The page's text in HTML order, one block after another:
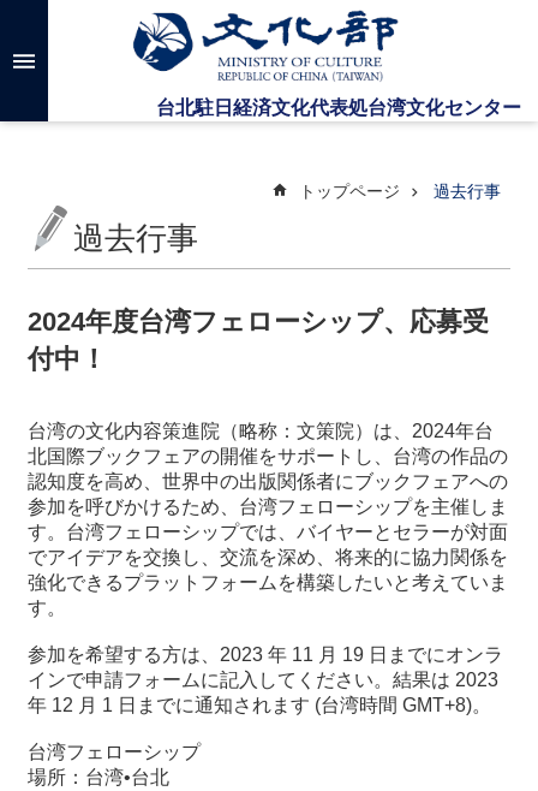
メインのコンテンツブロックにジャンプします
高
検
台
化
セ
ー
に
つ
い
て
最
新
情
報
と
込
トップページ 過去行事
過去行事
2024年度台湾フェローシップ、応募受
付中！
台湾の文化内容策進院（略称：文策院）は、2024年台
北国際ブックフェアの開催をサポートし、台湾の作品の
認知度を高め、世界中の出版関係者にブックフェアへの
参加を呼びかけるため、台湾フェローシップを主催しま
す。台湾フェローシップでは、バイヤーとセラーが対面
でアイデアを交換し、交流を深め、将来的に協力関係を
強化できるプラットフォームを構築したいと考えていま
す。
参加を希望する方は、2023 年 11 月 19 日までにオンラ
インで申請フォームに記入してください。結果は 2023
年 12 月 1 日までに通知されます (台湾時間 GMT+8)。
台湾フェローシップ
場所：台湾•台北